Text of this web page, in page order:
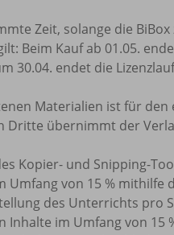
Zeit, solange die
Beim Kauf ab 01.05.
30.04. endet die
Materialien ist für
Dritte übernimmt der
Kopier- und Snipping-
Umfang von 15 % mithilfe
des Unterrichts pro
im Umfang von 15